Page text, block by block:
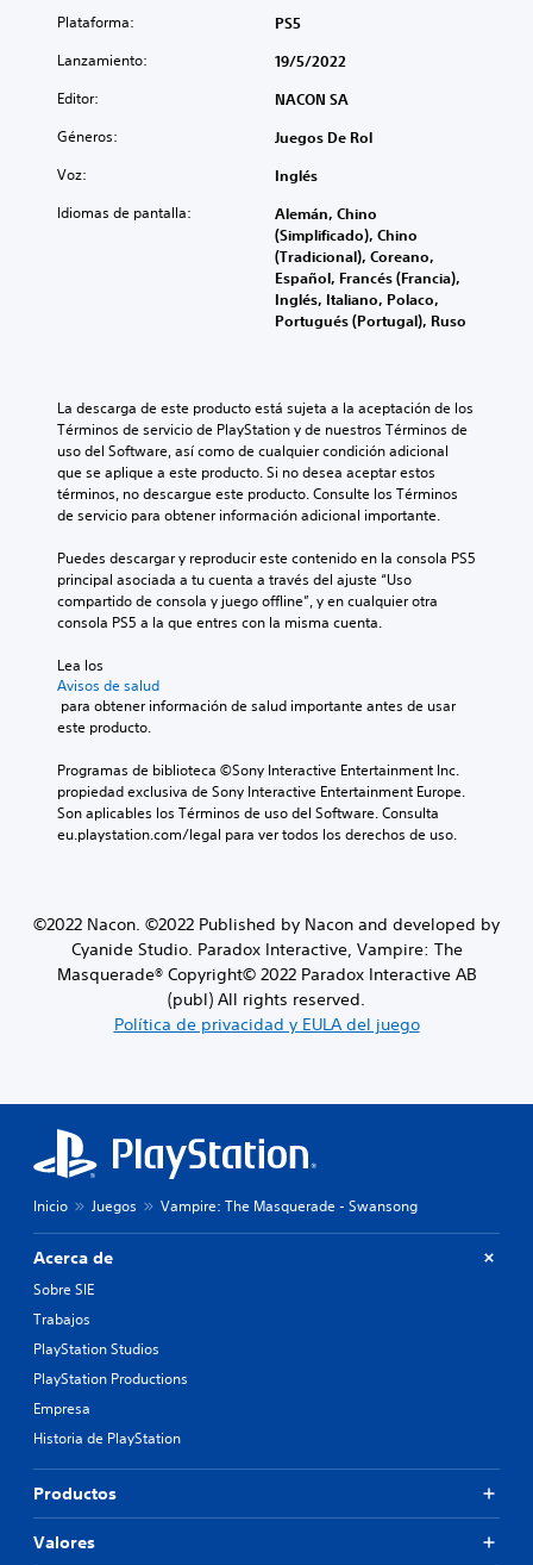
Plataforma: PS5
Lanzamiento: 19/5/2022
Editor: NACON SA
Géneros: Juegos De Rol
Voz: Inglés
Idiomas de pantalla:
Alemán, Chino
(Simplificado), Chino
(Tradicional), Coreano,
Español, Francés (Francia),
Inglés, Italiano, Polaco,
Portugués (Portugal), Ruso
La descarga de este producto está sujeta a la aceptación de los
Términos de servicio de PlayStation y de nuestros Términos de
uso del Software, así como de cualquier condición adicional
que se aplique a este producto. Si no desea aceptar estos
términos, no descargue este producto. Consulte los Términos
de servicio para obtener información adicional importante.
Puedes descargar y reproducir este contenido en la consola PS5
principal asociada a tu cuenta a través del ajuste “Uso
compartido de consola y juego offline”, y en cualquier otra
consola PS5 a la que entres con la misma cuenta.
Lea los
Avisos de salud
este producto.
Programas de biblioteca ©Sony Interactive Entertainment Inc.
propiedad exclusiva de Sony Interactive Entertainment Europe.
Son aplicables los Términos de uso del Software. Consulta
eu.playstation.com/legal para ver todos los derechos de uso.
©2022 Nacon. ©2022 Published by Nacon and developed by
Cyanide Studio. Paradox Interactive, Vampire: The
Masquerade® Copyright© 2022 Paradox Interactive AB
(publ) All rights reserved.
Política de privacidad y EULA del juego
Inicio Juegos Vampire: The Masquerade - Swansong
Acerca de
Sobre SIE
Trabajos
PlayStation Studios
PlayStation Productions
Empresa
Historia de PlayStation
Productos
Valores